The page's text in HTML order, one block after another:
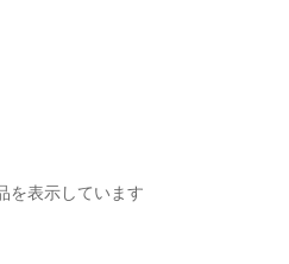
を表示しています